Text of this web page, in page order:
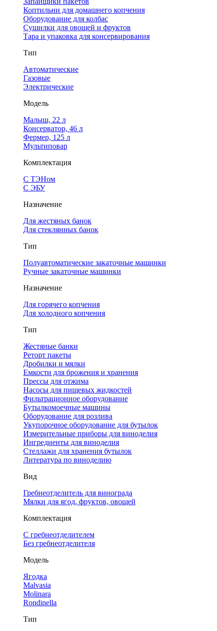
Коптильни для домашнего копчения
Оборудование для колбас
Сушилки для овощей и фруктов
Тара и упаковка для консервирования
Тип
Автоматические
Газовые
Электрические
Модель
Малыш, 22 л
Консерватор, 46 л
Фермер, 125 л
Мультиповар
Комплектация
С ТЭНом
С ЭБУ
Назначение
Для жестяных банок
Для стеклянных банок
Тип
Полуавтоматические закаточные машинки
Ручные закаточные машинки
Назначение
Для горячего копчения
Для холодного копчения
Тип
Жестяные банки
Реторт пакеты
Дробилки и мялки
Емкости для брожения и хранения
Прессы для отжима
Насосы для пищевых жидкостей
Фильтрационное оборудование
Бутылкомоечные машины
Оборудование для розлива
Укупорочное оборудование для бутылок
Измерительные приборы для виноделия
Ингредиенты для виноделия
Стеллажи для хранения бутылок
Литература по виноделию
Вид
Гребнеотделитель для винограда
Мялки для ягод, фруктов, овощей
Комплектация
С гребнеотделителем
Без гребнеотделителя
Модель
Ягодка
Malvasia
Molinara
Rondinella
Тип